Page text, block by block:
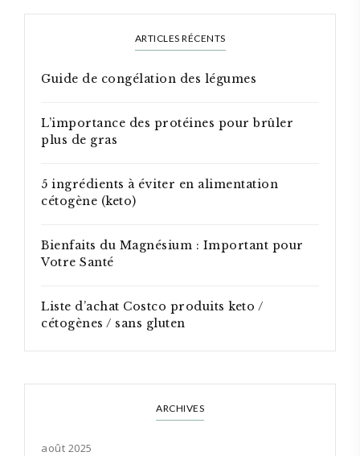
ARTICLES RÉCENTS
Guide de congélation des légumes
L’importance des protéines pour brûler
plus de gras
5 ingrédients à éviter en alimentation
cétogène (keto)
Bienfaits du Magnésium : Important pour
Votre Santé
Liste d’achat Costco produits keto /
cétogènes / sans gluten
ARCHIVES
août 2025